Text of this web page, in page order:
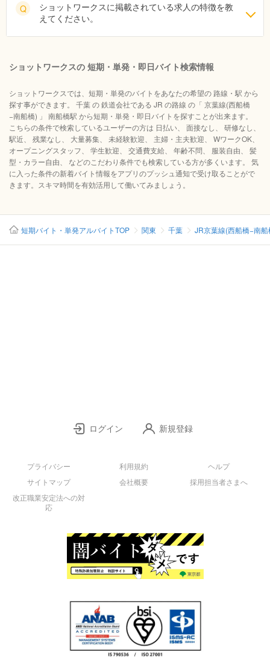
Q
ショットワークスに掲載されている求人の特徴を教
えてください。
ショットワークスの 短期・単発・即日バイト検索情報
ショットワークスでは、短期・単発のバイトをあなたの希望の 路線・駅 から
探す事ができます。 千葉 の 鉄道会社である JR の路線 の「 京葉線(西船橋
−南船橋) 」 南船橋駅 から短期・単発・即日バイトを探すことが出来ます。
こちらの条件で検索しているユーザーの方は 日払い、 面接なし、 研修なし、
駅近、 残業なし、 大量募集、 未経験歓迎、 主婦・主夫歓迎、 WワークOK、
オープニングスタッフ、 学生歓迎、 交通費支給、 年齢不問、 服装自由、 髪
型・カラー自由、 などのこだわり条件でも検索している方が多くいます。 気
に入った条件の新着バイト情報をアプリのプッシュ通知で受け取ることがで
きます。スキマ時間を有効活用して働いてみましょう。
短期バイト・単発アルバイトTOP 関東 千葉 JR京葉線(西船橋−南船
ログイン 新規登録
プライバシー 利用規約
ヘルプ
サイトマップ
会社概要
採用担当者さまへ
改正職業安定法への対
応